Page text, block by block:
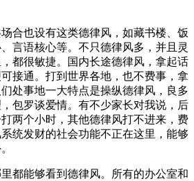
也设有这类德律风，如藏书楼、饭
言语核心等。不只德律风多，并且灵
都很敏捷。国内长途德律风，拿起话
接通。打到世界各地，也不费事，拿
处事地一大特点是操纵德律风，良多
包罗谈爱情。有不少家长对我说，后
两个小时，其他德律风打不进来，费
统发财的社会功能不正在这里，能够
能够看到德律风。所有的办公室和